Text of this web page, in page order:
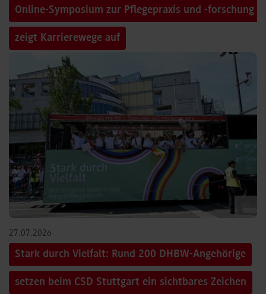
Online-Symposium zur Pflegepraxis und -forschung
zeigt Karrierewege auf
27.07.2026
Stark durch Vielfalt: Rund 200 DHBW-Angehörige
setzen beim CSD Stuttgart ein sichtbares Zeichen